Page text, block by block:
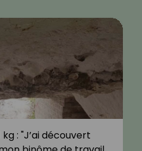
kg : "J’ai découvert